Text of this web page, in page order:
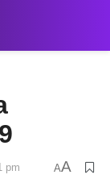
pm AA